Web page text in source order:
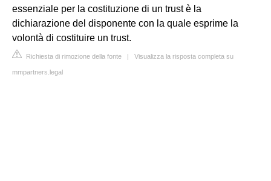
essenziale per la costituzione di un trust è la
dichiarazione del disponente con la quale esprime la
volontà di costituire un trust.
Richiesta di rimozione della fonte | Visualizza la risposta completa su
mmpartners.legal